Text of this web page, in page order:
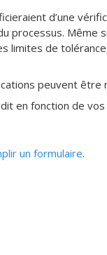
d’une
processus. Même
limites de
peuvent être
en fonction de
un formulaire.